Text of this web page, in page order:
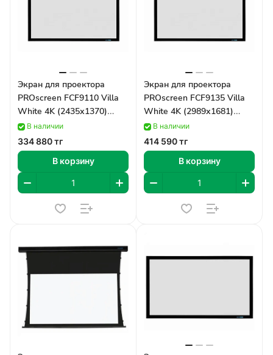
Экран для проектора
PROscreen FCF9110 Villa
White 4K (2435х1370)
(FCF9110/W)
В наличии
334 880 тг
В корзину
Экран для проектора
PROscreen FCF9135 Villa
White 4K (2989х1681)
(FCF9135/W)
В наличии
414 590 тг
В корзину